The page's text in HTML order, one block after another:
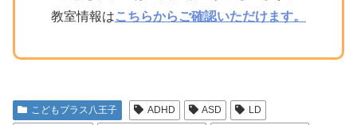
教室情報はこちらからご確認いただけます。
こどもプラス八王子 ADHD ASD
LD